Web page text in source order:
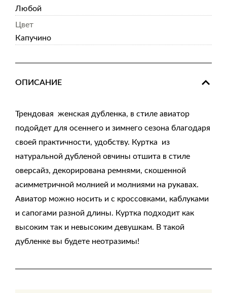
Любой
Цвет
Капучино
ОПИСАНИЕ
Трендовая женская дубленка, в стиле авиатор
подойдет для осеннего и зимнего сезона благодаря
своей практичности, удобству. Куртка из
натуральной дубленой овчины отшита в стиле
оверсайз, декорирована ремнями, скошенной
асимметричной молнией и молниями на рукавах.
Авиатор можно носить и с кроссовками, каблуками
и сапогами разной длины. Куртка подходит как
высоким так и невысоким девушкам. В такой
дубленке вы будете неотразимы!